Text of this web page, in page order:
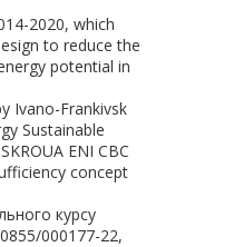
2020, which
to reduce the
potential in
Ivano-Frankivsk
Sustainable
ENI CBC
concept
курсу
000177-22,